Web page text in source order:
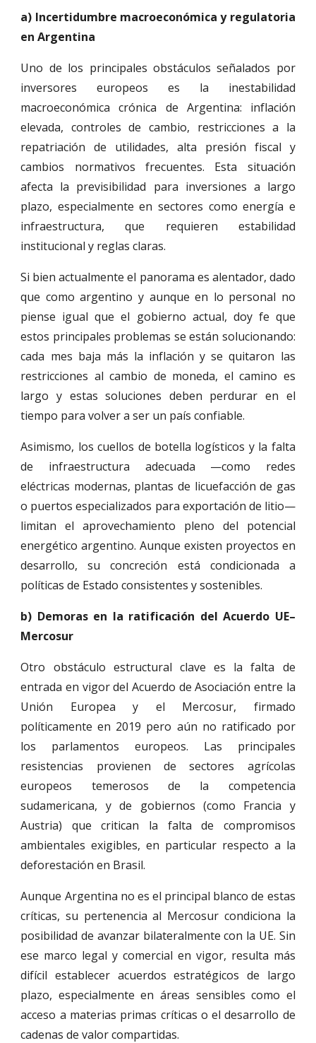
a) Incertidumbre macroeconómica y regulatoria
en Argentina
Uno de los principales obstáculos señalados por
inversores europeos es la inestabilidad
macroeconómica crónica de Argentina: inflación
elevada, controles de cambio, restricciones a la
repatriación de utilidades, alta presión fiscal y
cambios normativos frecuentes. Esta situación
afecta la previsibilidad para inversiones a largo
plazo, especialmente en sectores como energía e
infraestructura, que requieren estabilidad
institucional y reglas claras.
Si bien actualmente el panorama es alentador, dado
que como argentino y aunque en lo personal no
piense igual que el gobierno actual, doy fe que
estos principales problemas se están solucionando:
cada mes baja más la inflación y se quitaron las
restricciones al cambio de moneda, el camino es
largo y estas soluciones deben perdurar en el
tiempo para volver a ser un país confiable.
Asimismo, los cuellos de botella logísticos y la falta
de infraestructura adecuada —como redes
eléctricas modernas, plantas de licuefacción de gas
o puertos especializados para exportación de litio—
limitan el aprovechamiento pleno del potencial
energético argentino. Aunque existen proyectos en
desarrollo, su concreción está condicionada a
políticas de Estado consistentes y sostenibles.
b) Demoras en la ratificación del Acuerdo UE–
Mercosur
Otro obstáculo estructural clave es la falta de
entrada en vigor del Acuerdo de Asociación entre la
Unión Europea y el Mercosur, firmado
políticamente en 2019 pero aún no ratificado por
los parlamentos europeos. Las principales
resistencias provienen de sectores agrícolas
europeos temerosos de la competencia
sudamericana, y de gobiernos (como Francia y
Austria) que critican la falta de compromisos
ambientales exigibles, en particular respecto a la
deforestación en Brasil.
Aunque Argentina no es el principal blanco de estas
críticas, su pertenencia al Mercosur condiciona la
posibilidad de avanzar bilateralmente con la UE. Sin
ese marco legal y comercial en vigor, resulta más
difícil establecer acuerdos estratégicos de largo
plazo, especialmente en áreas sensibles como el
acceso a materias primas críticas o el desarrollo de
cadenas de valor compartidas.